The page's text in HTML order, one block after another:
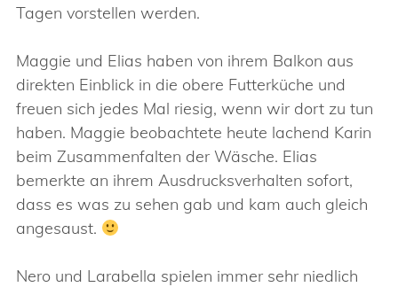
Tagen vorstellen werden.
Maggie und Elias haben von ihrem Balkon aus
direkten Einblick in die obere Futterküche und
freuen sich jedes Mal riesig, wenn wir dort zu tun
haben. Maggie beobachtete heute lachend Karin
beim Zusammenfalten der Wäsche. Elias
bemerkte an ihrem Ausdrucksverhalten sofort,
dass es was zu sehen gab und kam auch gleich
angesaust.
Nero und Larabella spielen immer sehr niedlich